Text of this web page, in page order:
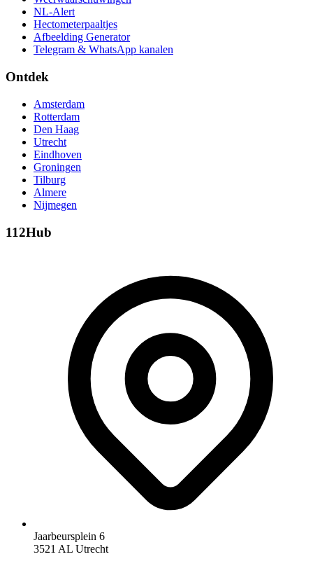
NL-Alert
Hectometerpaaltjes
Afbeelding Generator
Telegram & WhatsApp kanalen
Ontdek
Amsterdam
Rotterdam
Den Haag
Utrecht
Eindhoven
Groningen
Tilburg
Almere
Nijmegen
112Hub
Jaarbeursplein 6
3521 AL Utrecht